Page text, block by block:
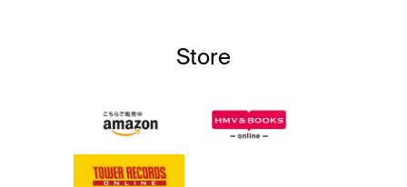
Store